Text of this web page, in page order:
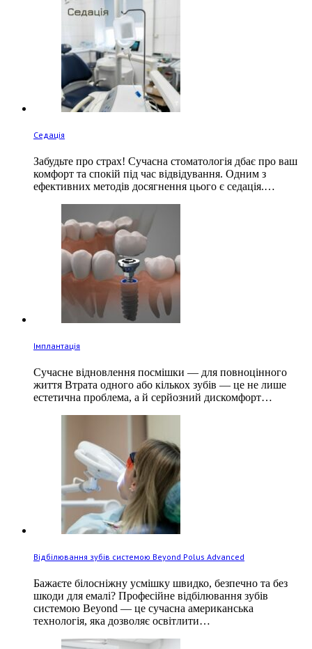
Седація
Забудьте про страх! Сучасна стоматологія дбає про ваш
комфорт та спокій під час відвідування. Одним з
ефективних методів досягнення цього є седація.…
Імплантація
Сучасне відновлення посмішки — для повноцінного
життя Втрата одного або кількох зубів — це не лише
естетична проблема, а й серйозний дискомфорт…
Відбілювання зубів системою Beyond Polus Advanced
Бажаєте білосніжну усмішку швидко, безпечно та без
шкоди для емалі? Професійне відбілювання зубів
системою Beyond — це сучасна американська
технологія, яка дозволяє освітлити…